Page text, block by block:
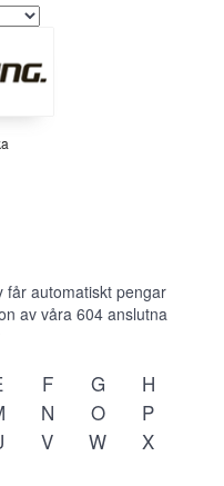
får automatiskt pengar
av våra 604 anslutna
F G
H
N O
P
V W
X